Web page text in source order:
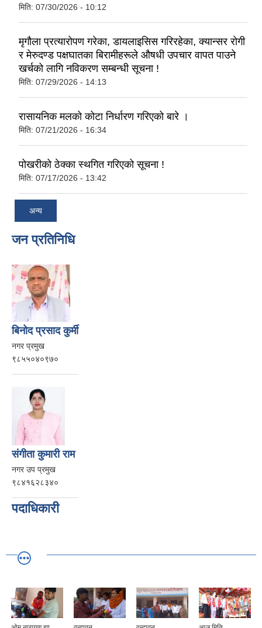
मिति: 07/30/2026 - 10:12
मृगौला प्रत्यारोपण गरेका, डायलाइसिस गरिरहेका, क्यान्सर रोगी
र मेरुदण्ड पक्षघातका बिरामीहरूले औषधी उपचार वापत पाउने
खर्चको लागि नविकरण सम्बन्धी सूचना !
मिति: 07/29/2026 - 14:13
रासायनिक मलको कोटा निर्धारण गरिएको बारे ।
मिति: 07/21/2026 - 16:34
पोखरीको ठेक्का स्थगित गरिएको सूचना !
मिति: 07/17/2026 - 13:42
अन्य
जन प्रतिनिधि
बिनोद प्रसाद कुर्मी
नगर प्रमुख
९८५५०४०९७०
संगीता कुमारी राम
नगर उप प्रमुख
९८४१६२८३४०
पदाधिकारी